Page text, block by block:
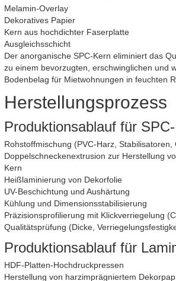
Melamin-Overlay
Dekoratives Papier
Kern aus hochdichter Faserplatte
Ausgleichsschicht
Der anorganische SPC-Kern eliminiert das
zu einem bevorzugten, erschwinglichen und
Bodenbelag für Mietwohnungen in feuchten
Herstellungsprozess
Produktionsablauf für
Rohstoffmischung (PVC-Harz, Stabilisatoren,
Doppelschneckenextrusion zur Herstellung
Kern
Heißlaminierung von Dekorfolie
UV-Beschichtung und Aushärtung
Kühlung und Dimensionsstabilisierung
Präzisionsprofilierung mit Klickverriegelung
Qualitätsprüfung (Dicke,
Produktionsablauf für
HDF-Platten-Hochdruckpressen
Herstellung von harzimprägniertem